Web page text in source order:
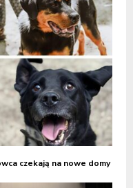
czekają na nowe domy